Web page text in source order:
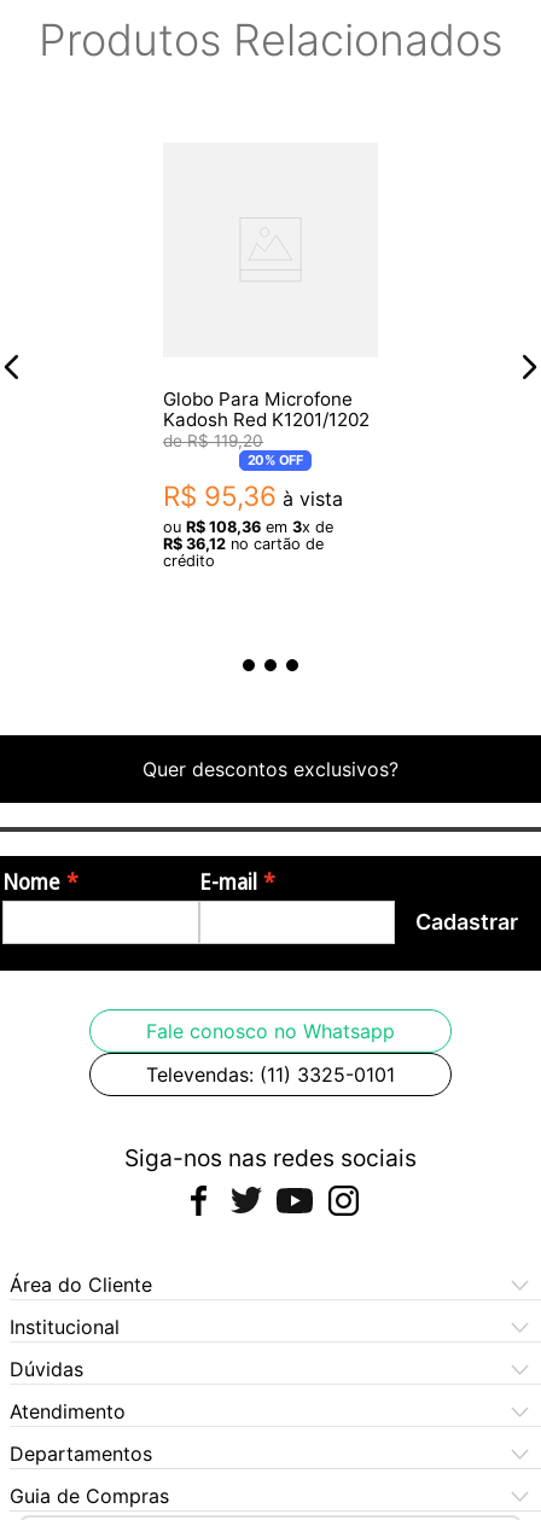
Produtos Relacionados
Globo Para Microfone
Kadosh Red K1201/1202
R$ 119,20
20%OFF
R$ 95,36 à vista
ou R$ 108,36 em 3x de
R$ 36,12 no cartão de
crédito
Quer descontos exclusivos?
Nome E-mail
Cadastrar
Fale conosco no Whatsapp
Televendas: (11) 3325-0101
Siga-nos nas redes sociais
Área do Cliente
Meus Pedidos
Meus Dados
Institucional
Central de Atendimento
Dúvidas Frequentes
Formas de Pagamento
Política de Privacidade
Quem Somos
Dúvidas
Como Comprar
Dúvidas Frequentes
Política de Cookies
Política de Privacidade
Atendimento
(11) 3060-6100
Segunda à sexta das 9h às 17:30h
Sábados das 9h às 17h
X5 Rua do Seminário
Departamentos
Automotivo
Guia de Compras